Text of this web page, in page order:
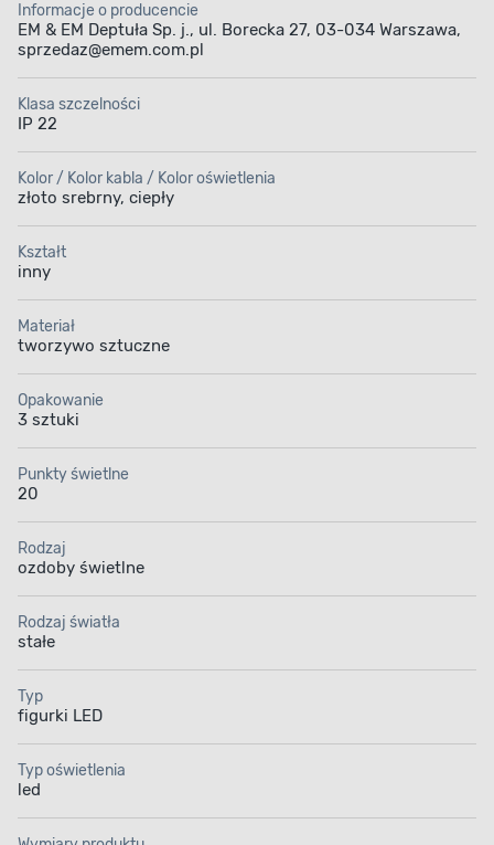
Informacje o producencie
EM & EM Deptuła Sp. j., ul. Borecka 27, 03-034 Warszawa,
sprzedaz@emem.com.pl
Klasa szczelności
IP 22
Kolor / Kolor kabla / Kolor oświetlenia
złoto srebrny, ciepły
Kształt
inny
Materiał
tworzywo sztuczne
Opakowanie
3 sztuki
Punkty świetlne
20
Rodzaj
ozdoby świetlne
Rodzaj światła
stałe
Typ
figurki LED
Typ oświetlenia
led